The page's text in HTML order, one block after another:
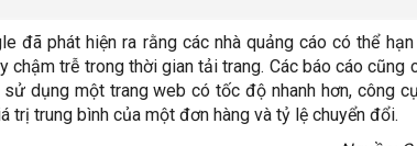
đã phát hiện ra rằng các nhà quảng cáo có thể
chậm trễ trong thời gian tải trang. Các báo cáo cũng
dụng một trang web có tốc độ nhanh hơn, công
trị trung bình của một đơn hàng và tỷ lệ chuyển đổi.